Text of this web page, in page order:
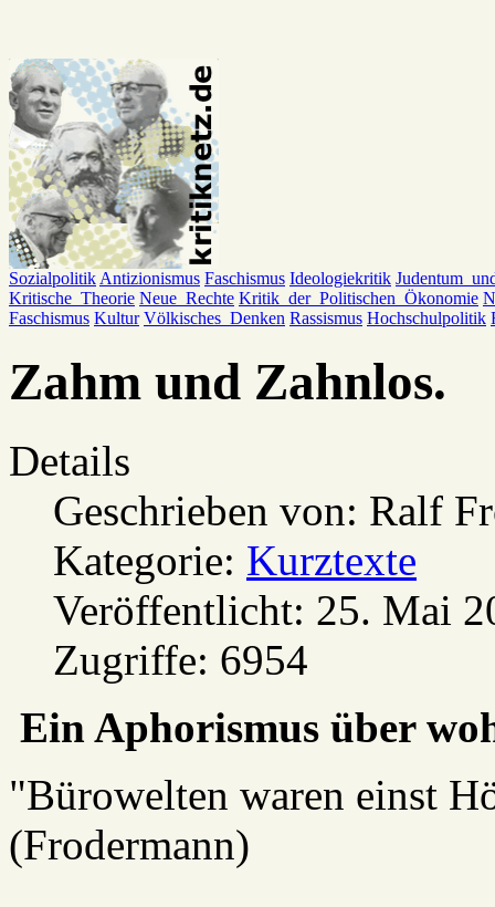
Sozialpolitik Antizionismus Faschismus Ideologiekritik
Kritische_Theorie Neue_Rechte Kritik_der_Politischen_Ökonomie
Faschismus Kultur Völkisches_Denken Rassismus Hochschulpolitik
Zahm und Zahnlos.
Details
Geschrieben von: Ralf
Kategorie: Kurztexte
Veröffentlicht: 25. Mai
Zugriffe: 6954
Ein Aphorismus über
"Bürowelten waren einst
(Frodermann)